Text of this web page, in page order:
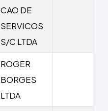
CAO DE
SERVICOS
S/C LTDA
ROGER
BORGES
LTDA